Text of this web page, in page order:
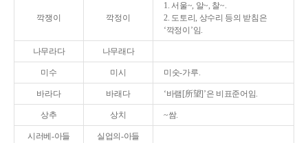
깍쟁이 깍정이
1. 서울~, 알~, 찰~.
2. 도토리, 상수리 등의 받침은
‘깍정이’임.
나무라다 나무래다
미수 미시 미숫-가루.
바라다 바래다 ‘바램[所望]’은 비표준어임.
상추 상치 ~쌈.
시러베-아들 실업의-아들